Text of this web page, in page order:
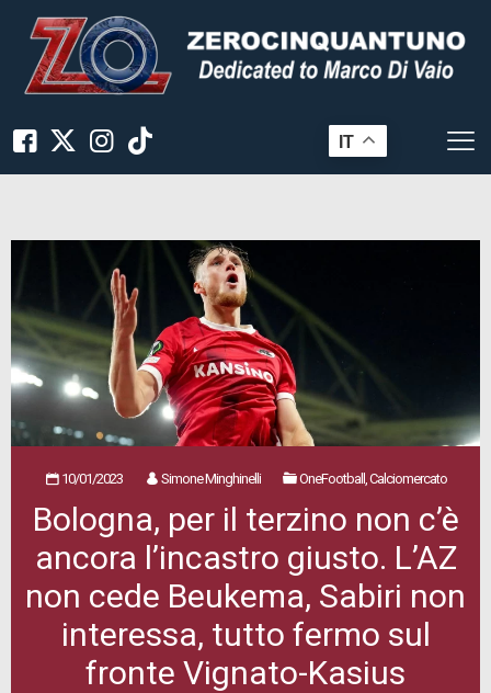
IT
10/01/2023 Simone Minghinelli OneFootball, Calciomercato
Bologna, per il terzino non c’è
ancora l’incastro giusto. L’AZ
non cede Beukema, Sabiri non
interessa, tutto fermo sul
fronte Vignato-Kasius